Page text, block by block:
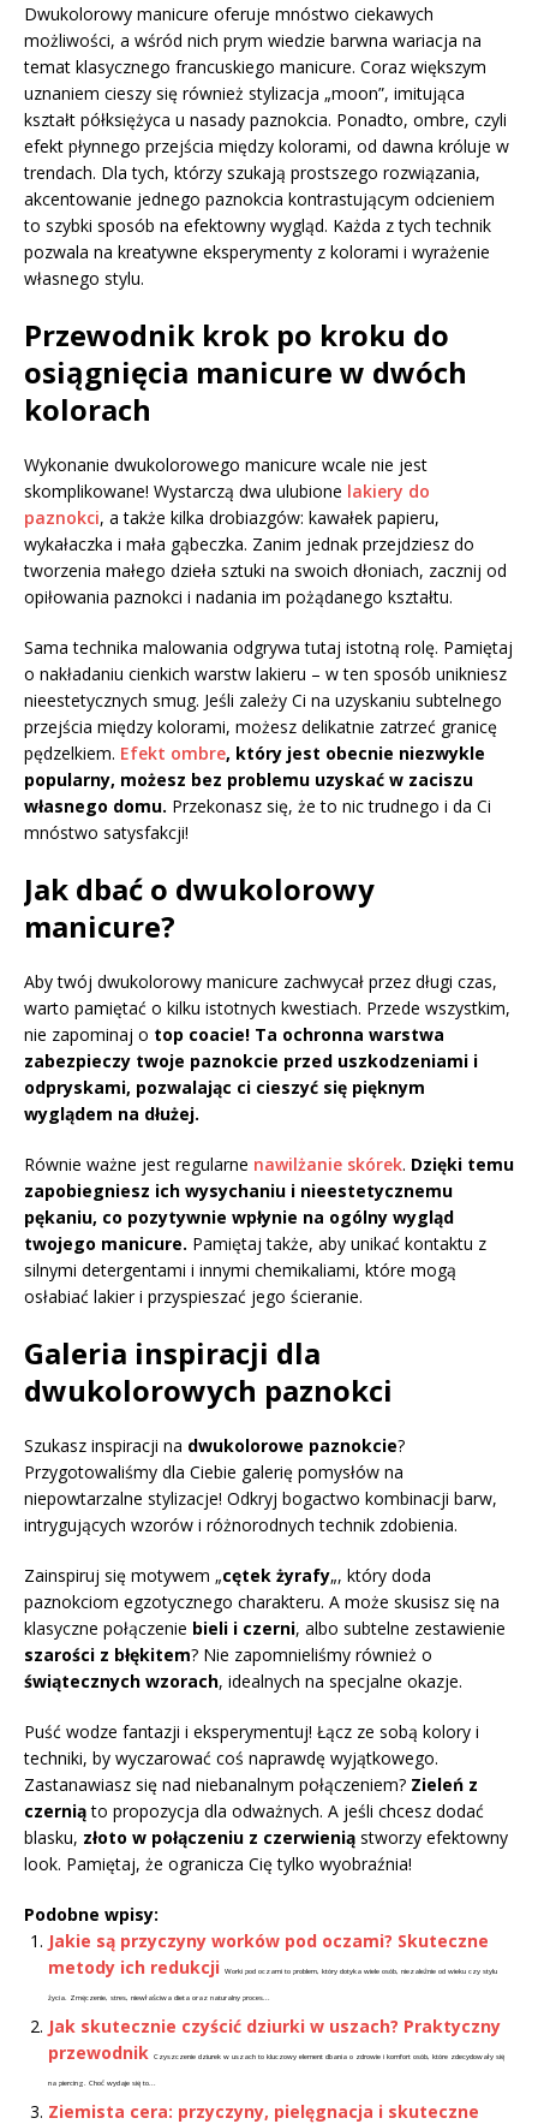
Dwukolorowy manicure oferuje mnóstwo ciekawych
możliwości, a wśród nich prym wiedzie barwna wariacja na
temat klasycznego francuskiego manicure. Coraz większym
uznaniem cieszy się również stylizacja „moon”, imitująca
kształt półksiężyca u nasady paznokcia. Ponadto, ombre, czyli
efekt płynnego przejścia między kolorami, od dawna króluje w
trendach. Dla tych, którzy szukają prostszego rozwiązania,
akcentowanie jednego paznokcia kontrastującym odcieniem
to szybki sposób na efektowny wygląd. Każda z tych technik
pozwala na kreatywne eksperymenty z kolorami i wyrażenie
własnego stylu.
Przewodnik krok po kroku do
osiągnięcia manicure w dwóch
kolorach
Wykonanie dwukolorowego manicure wcale nie jest
skomplikowane! Wystarczą dwa ulubione lakiery do
paznokci, a także kilka drobiazgów: kawałek papieru,
wykałaczka i mała gąbeczka. Zanim jednak przejdziesz do
tworzenia małego dzieła sztuki na swoich dłoniach, zacznij od
opiłowania paznokci i nadania im pożądanego kształtu.
Sama technika malowania odgrywa tutaj istotną rolę. Pamiętaj
o nakładaniu cienkich warstw lakieru – w ten sposób unikniesz
nieestetycznych smug. Jeśli zależy Ci na uzyskaniu subtelnego
przejścia między kolorami, możesz delikatnie zatrzeć granicę
pędzelkiem. Efekt ombre, który jest obecnie niezwykle
popularny, możesz bez problemu uzyskać w zaciszu
własnego domu. Przekonasz się, że to nic trudnego i da Ci
mnóstwo satysfakcji!
Jak dbać o dwukolorowy
manicure?
Aby twój dwukolorowy manicure zachwycał przez długi czas,
warto pamiętać o kilku istotnych kwestiach. Przede wszystkim,
nie zapominaj o top coacie! Ta ochronna warstwa
zabezpieczy twoje paznokcie przed uszkodzeniami i
odpryskami, pozwalając ci cieszyć się pięknym
wyglądem na dłużej.
Równie ważne jest regularne nawilżanie skórek. Dzięki temu
zapobiegniesz ich wysychaniu i nieestetycznemu
pękaniu, co pozytywnie wpłynie na ogólny wygląd
twojego manicure. Pamiętaj także, aby unikać kontaktu z
silnymi detergentami i innymi chemikaliami, które mogą
osłabiać lakier i przyspieszać jego ścieranie.
Galeria inspiracji dla
dwukolorowych paznokci
Szukasz inspiracji na dwukolorowe paznokcie?
Przygotowaliśmy dla Ciebie galerię pomysłów na
niepowtarzalne stylizacje! Odkryj bogactwo kombinacji barw,
intrygujących wzorów i różnorodnych technik zdobienia.
Zainspiruj się motywem „cętek żyrafy„, który doda
paznokciom egzotycznego charakteru. A może skusisz się na
klasyczne połączenie bieli i czerni, albo subtelne zestawienie
szarości z błękitem? Nie zapomnieliśmy również o
świątecznych wzorach, idealnych na specjalne okazje.
Puść wodze fantazji i eksperymentuj! Łącz ze sobą kolory i
techniki, by wyczarować coś naprawdę wyjątkowego.
Zastanawiasz się nad niebanalnym połączeniem? Zieleń z
czerniąto propozycja dla odważnych. A jeśli chcesz dodać
blasku, złoto w połączeniu z czerwienią stworzy efektowny
look. Pamiętaj, że ogranicza Cię tylko wyobraźnia!
Podobne wpisy:
Jakie są przyczyny worków pod oczami? Skuteczne
metody ich redukcji
Worki pod oczami to problem, który dotyka wiele osób, niezależnie od wieku czy stylu
życia. Zmęczenie, stres, niewłaściwa dieta oraz naturalny proces...
Jak skutecznie czyścić dziurki w uszach? Praktyczny
przewodnik
Czyszczenie dziurek w uszach to kluczowy element dbania o zdrowie i komfort osób, które zdecydowały się
na piercing. Choć wydaje się to...
Ziemista cera: przyczyny, pielęgnacja i skuteczne